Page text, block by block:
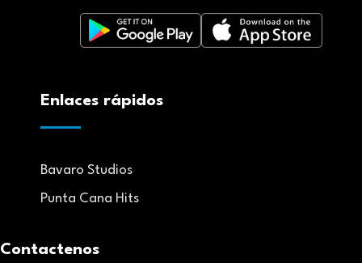
Enlaces rápidos
Bavaro Studios
Punta Cana Hits
Contactenos